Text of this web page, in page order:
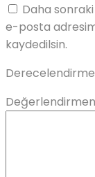
Daha sonraki
e-posta
kaydedilsin.